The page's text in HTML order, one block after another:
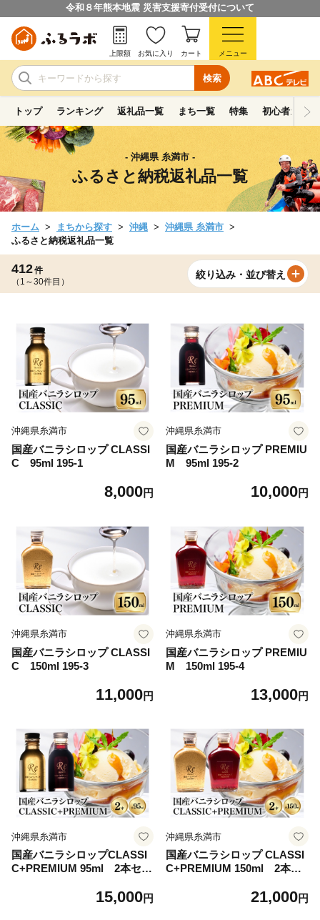
令和８年熊本地震 災害支援寄付受付について
検索
上限額 お気に入り カート メニュー
トップ ランキング 返礼品一覧 まち一覧 特集 初心者ガイド
- 沖縄県 糸満市 -
ふるさと納税返礼品一覧
ホーム まちから探す 沖縄
沖縄県 糸満市
ふるさと納税返礼品一覧
412件
（1～30件目）
絞り込み・並び替え
沖縄県糸満市
国産バニラシロップ CLASSI
C 95ml 195-1
8,000円
沖縄県糸満市
国産バニラシロップ PREMIU
M 95ml 195-2
10,000円
沖縄県糸満市
国産バニラシロップ CLASSI
C 150ml 195-3
11,000円
沖縄県糸満市
国産バニラシロップ PREMIU
M 150ml 195-4
13,000円
沖縄県糸満市
国産バニラシロップCLASSI
C+PREMIUM 95ml 2本セッ
15,000円
沖縄県糸満市
国産バニラシロップ CLASSI
C+PREMIUM 150ml 2本セ
21,000円